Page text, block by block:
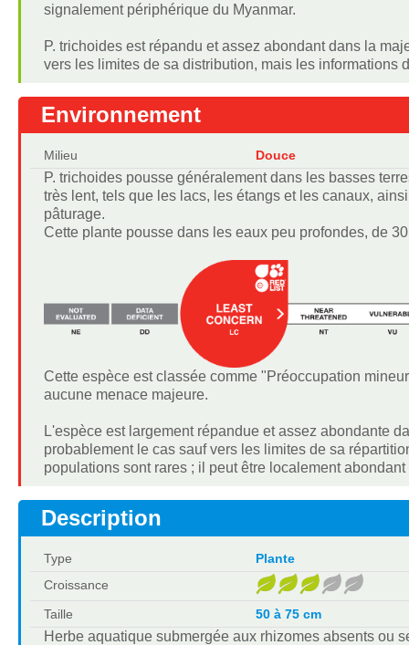
signalement périphérique du Myanmar.
P. trichoides est répandu et assez abondant dans la
vers les limites de sa distribution, mais les informations
Environnement
Milieu Douce
P. trichoides pousse généralement dans les basses
très lent, tels que les lacs, les étangs et les canaux,
pâturage.
Cette plante pousse dans les eaux peu profondes, de
Cette espèce est classée comme "Préoccupation
aucune menace majeure.
L'espèce est largement répandue et assez abondante
probablement le cas sauf vers les limites de sa
populations sont rares ; il peut être localement
Description
Type
Plante
Croissance
Taille
50 à 75 cm
Herbe aquatique submergée aux rhizomes absents ou